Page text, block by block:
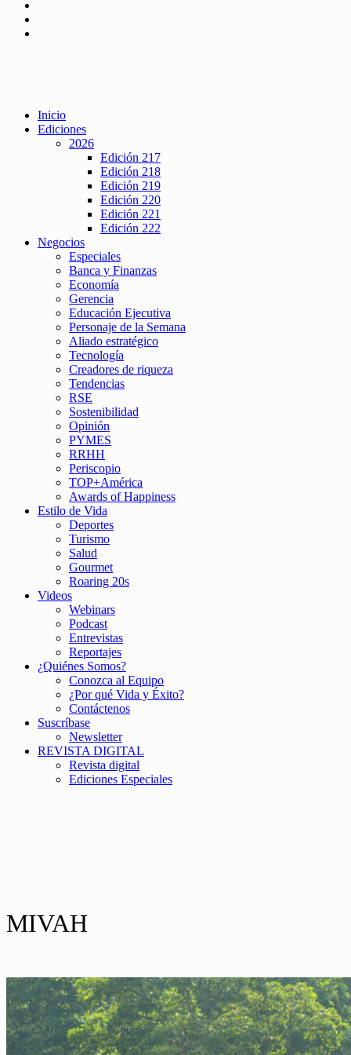
Inicio
Ediciones
2026
Edición 217
Edición 218
Edición 219
Edición 220
Edición 221
Edición 222
Negocios
Especiales
Banca y Finanzas
Economía
Gerencia
Educación Ejecutiva
Personaje de la Semana
Aliado estratégico
Tecnología
Creadores de riqueza
Tendencias
RSE
Sostenibilidad
Opinión
PYMES
RRHH
Periscopio
TOP+América
Awards of Happiness
Estilo de Vida
Deportes
Turismo
Salud
Gourmet
Roaring 20s
Videos
Webinars
Podcast
Entrevistas
Reportajes
¿Quiénes Somos?
Conozca al Equipo
¿Por qué Vida y Éxito?
Contáctenos
Suscríbase
Newsletter
REVISTA DIGITAL
Revista digital
Ediciones Especiales
MIVAH